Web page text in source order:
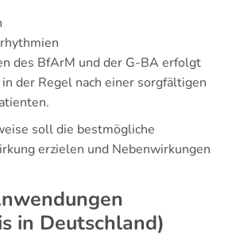
des BfArM und der G-BA erfolgt
der Regel nach einer sorgfältigen
soll die bestmögliche
erzielen und Nebenwirkungen
in Deutschland)